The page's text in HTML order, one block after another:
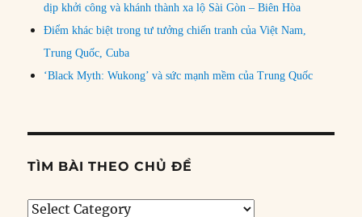
dịp khởi công và khánh thành xa lộ Sài Gòn – Biên Hòa
Điểm khác biệt trong tư tưởng chiến tranh của Việt Nam,
Trung Quốc, Cuba
‘Black Myth: Wukong’ và sức mạnh mềm của Trung Quốc
TÌM BÀI THEO CHỦ ĐỀ
Tìm